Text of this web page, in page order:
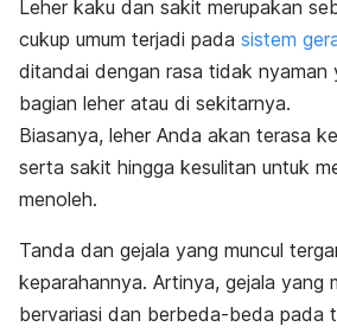
Leher kaku dan sakit merupakan
cukup umum terjadi pada sistem
ditandai dengan rasa tidak nyaman
bagian leher atau di sekitarnya.
Biasanya, leher Anda akan terasa
serta sakit hingga kesulitan untuk
menoleh.
Tanda dan gejala yang muncul
keparahannya. Artinya, gejala yang
bervariasi dan berbeda-beda pada